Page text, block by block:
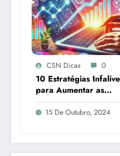
CSN Dicas 0
10 Estratégias
para Aumentar as
Visitas ao Seu Blog
202415 De Outubro, 2024